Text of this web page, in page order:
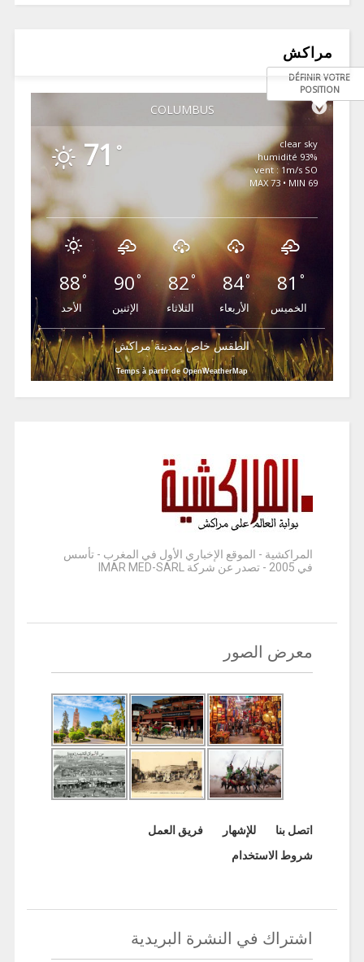
مراكش
COLUMBUS
DÉFINIR VOTRE
POSITION
71 °
clear sky
93% humidité
vent : 1m/s SO
MAX 73 • MIN 69
88°
الأحد
90°
الإثنين
82°
الثلاثاء
84°
الأربعاء
81 °
الخميس
الطقس خاص بمدينة مراكش
Temps à partir de OpenWeatherMap
المراكشية - الموقع الإخباري الأول في المغرب - تأسس
في 2005 - تصدر عن شركة IMAR MED-SARL
معرض الصور
اتصل بنا للإشهار
فريق العمل
شروط الاستخدام
اشتراك في النشرة البريدية